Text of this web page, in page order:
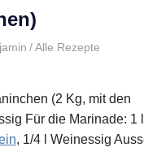
Alle Rezepte
(2 Kg, mit den
Für die Marinade: 1 l
, 1/4 l Weinessig